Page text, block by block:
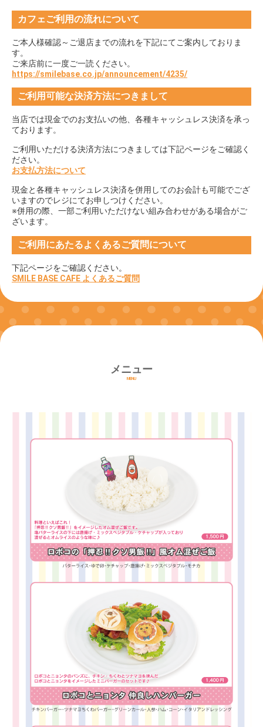
カフェご利用の流れについて
ご本人様確認～ご退店までの流れを下記にてご案内しておりま
す。
ご来店前に一度ご一読ください。
https://smilebase.co.jp/announcement/4235/
ご利用可能な決済方法につきまして
当店では現金でのお支払いの他、各種キャッシュレス決済を承っ
ております。
ご利用いただける決済方法につきましては下記ページをご確認く
ださい。
お支払方法について
現金と各種キャッシュレス決済を併用してのお会計も可能でござ
いますのでレジにてお申しつけください。
※併用の際、一部ご利用いただけない組み合わせがある場合がご
ざいます。
ご利用にあたるよくあるご質問について
下記ページをご確認ください。
SMILE BASE CAFE よくあるご質問
メニュー
MENU